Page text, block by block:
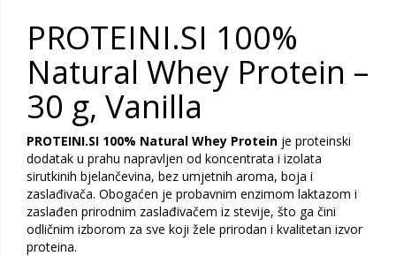
PROTEINI.SI 100%
Natural Whey Protein –
30 g, Vanilla
PROTEINI.SI 100% Natural Whey Protein je proteinski
dodatak u prahu napravljen od koncentrata i izolata
sirutkinih bjelančevina, bez umjetnih aroma, boja i
zaslađivača. Obogaćen je probavnim enzimom laktazom i
zaslađen prirodnim zaslađivačem iz stevije, što ga čini
odličnim izborom za sve koji žele prirodan i kvalitetan izvor
proteina.